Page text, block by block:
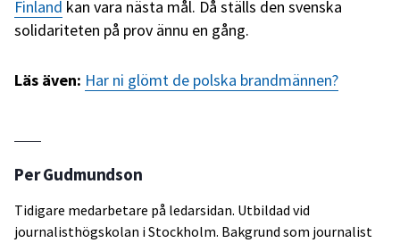
Finland kan vara nästa mål. Då ställs den svenska
solidariteten på prov ännu en gång.
Läs även: Har ni glömt de polska brandmännen?
Per Gudmundson
Tidigare medarbetare på ledarsidan. Utbildad vid
journalisthögskolan i Stockholm. Bakgrund som journalist